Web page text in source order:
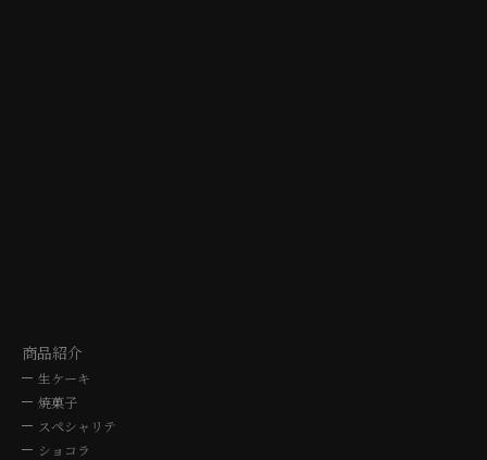
商品紹介
生ケーキ
焼菓子
スペシャリテ
ショコラ